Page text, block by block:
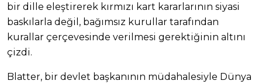
bir dille eleştirerek kırmızı kart kararlarının siyasi
baskılarla değil, bağımsız kurullar tarafından
kurallar çerçevesinde verilmesi gerektiğinin altını
çizdi.
Blatter, bir devlet başkanının müdahalesiyle Dünya